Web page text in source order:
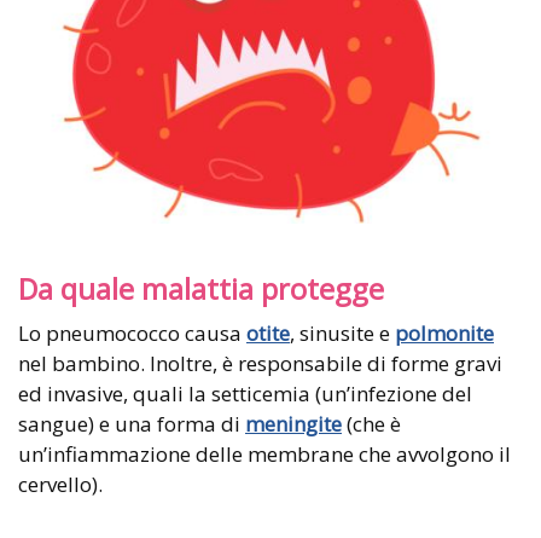
Da quale malattia protegge
Lo pneumococco causa otite, sinusite e polmonite
nel bambino. Inoltre, è responsabile di forme gravi
ed invasive, quali la setticemia (un’infezione del
sangue) e una forma di meningite(che è
un’infiammazione delle membrane che avvolgono il
cervello).